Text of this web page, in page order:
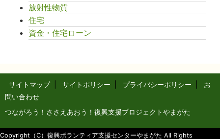
放射性物質
住宅
資金・住宅ローン
サイトマップ サイトポリシー プライバシーポリシー
お
問い合わせ
つながろう！ささえあおう！復興支援プロジェクトやまがた
Copyright（C）復興ボランティア支援センターやまがた All Rights